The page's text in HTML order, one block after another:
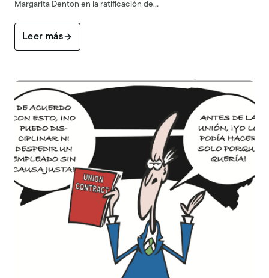
Margarita Denton en la ratificación de…
Leer más